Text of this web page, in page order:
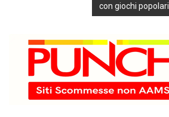
con giochi popolari